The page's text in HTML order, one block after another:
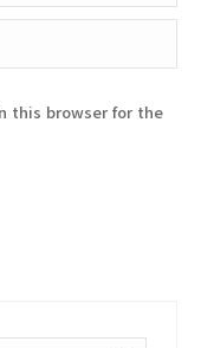
this browser for the